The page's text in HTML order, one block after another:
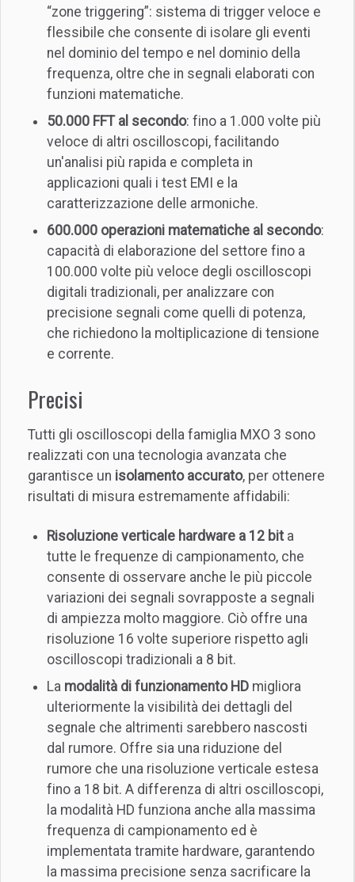
“zone triggering”: sistema di trigger veloce e
flessibile che consente di isolare gli eventi
nel dominio del tempo e nel dominio della
frequenza, oltre che in segnali elaborati con
funzioni matematiche.
50.000 FFT al secondo: fino a 1.000 volte più
veloce di altri oscilloscopi, facilitando
un'analisi più rapida e completa in
applicazioni quali i test EMI e la
caratterizzazione delle armoniche.
600.000 operazioni matematiche al secondo:
capacità di elaborazione del settore fino a
100.000 volte più veloce degli oscilloscopi
digitali tradizionali, per analizzare con
precisione segnali come quelli di potenza,
che richiedono la moltiplicazione di tensione
e corrente.
Precisi
Tutti gli oscilloscopi della famiglia MXO 3 sono
realizzati con una tecnologia avanzata che
garantisce un isolamento accurato, per ottenere
risultati di misura estremamente affidabili:
Risoluzione verticale hardware a 12 bit a
tutte le frequenze di campionamento, che
consente di osservare anche le più piccole
variazioni dei segnali sovrapposte a segnali
di ampiezza molto maggiore. Ciò offre una
risoluzione 16 volte superiore rispetto agli
oscilloscopi tradizionali a 8 bit.
La modalità di funzionamento HD migliora
ulteriormente la visibilità dei dettagli del
segnale che altrimenti sarebbero nascosti
dal rumore. Offre sia una riduzione del
rumore che una risoluzione verticale estesa
fino a 18 bit. A differenza di altri oscilloscopi,
la modalità HD funziona anche alla massima
frequenza di campionamento ed è
implementata tramite hardware, garantendo
la massima precisione senza sacrificare la